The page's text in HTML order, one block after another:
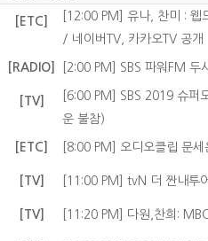
[ETC]
[12:00 PM] 유나, 찬미 :
/ 네이버TV, 카카오TV 공개
[RADIO] [2:00 PM] SBS 파워FM 두
[TV]
[6:00 PM] SBS 2019 슈퍼
운 불참)
[ETC] [8:00 PM] 오디오클립 문
[TV] [11:00 PM] tvN 더 짠내투어
[TV] [11:20 PM] 다원,찬희: